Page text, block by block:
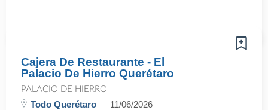
Cajera De Restaurante - El
Palacio De Hierro Querétaro
PALACIO DE HIERRO
Todo Querétaro 11/06/2026